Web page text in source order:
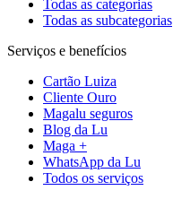
Todas as categorias
Todas as subcategorias
Serviços e benefícios
Cartão Luiza
Cliente Ouro
Magalu seguros
Blog da Lu
Maga +
WhatsApp da Lu
Todos os serviços